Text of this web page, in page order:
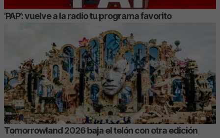
‘PAP’: vuelve a la radio tu programa favorito
Tomorrowland 2026 baja el telón con otra edición